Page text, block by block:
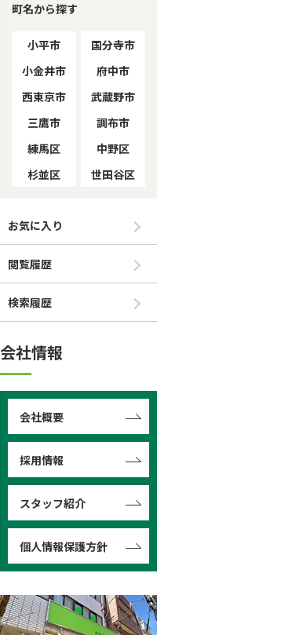
町名から探す
小平市
国分寺市
小金井市
府中市
西東京市
武蔵野市
三鷹市
調布市
練馬区
中野区
杉並区
世田谷区
お気に入り
閲覧履歴
検索履歴
会社情報
会社概要
採用情報
スタッフ紹介
個人情報保護方針